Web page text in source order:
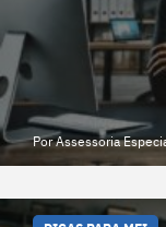
Por Assessoria